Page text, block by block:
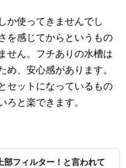
か使ってきませんでし
を感じてからというもの
せん。フチありの水槽は
め、安心感があります。
セットになっているもの
ろと楽できます。
部フィルター！と言われて